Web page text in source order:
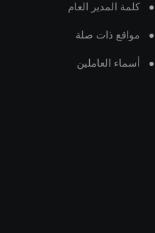
كلمة المدير العام
مواقع ذات صلة
أسماء العاملين